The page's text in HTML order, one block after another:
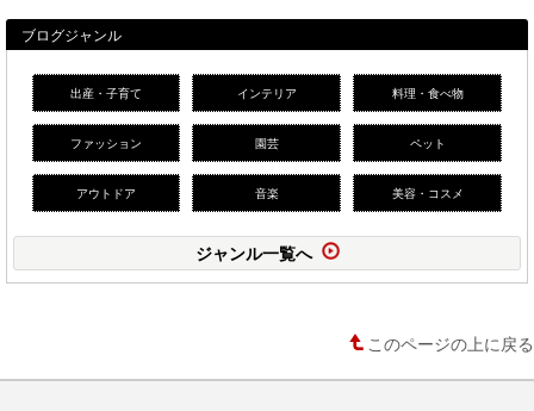
ブログジャンル
出産・子育て インテリア 料理・食べ物
ファッション 園芸 ペット
アウトドア 音楽 美容・コスメ
ジャンル一覧へ
このページの上に戻る